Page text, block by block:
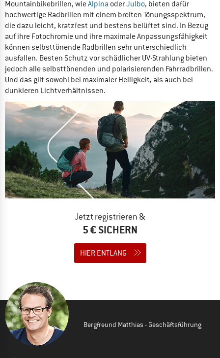
Mountainbikebrillen, wieAlpina oderJulbo, bieten dafür
hochwertige Radbrillen mit einem breiten Tönungsspektrum,
die dazu leicht, kratzfest und bestens belüftet sind. In Bezug
auf ihre Fotochromie und ihre maximale Anpassungsfähigkeit
können selbsttönende Radbrillen sehr unterschiedlich
ausfallen. Besten Schutz vor schädlicher UV-Strahlung bieten
jedoch alle selbsttönenden und polarisierenden Fahrradbrillen.
Und das gilt sowohl bei maximaler Helligkeit, als auch bei
dunkleren Lichtverhältnissen.
Jetzt registrieren &
5 € SICHERN
HIER ENTLANG
Bergfreund Matthias - Geschäftsführung